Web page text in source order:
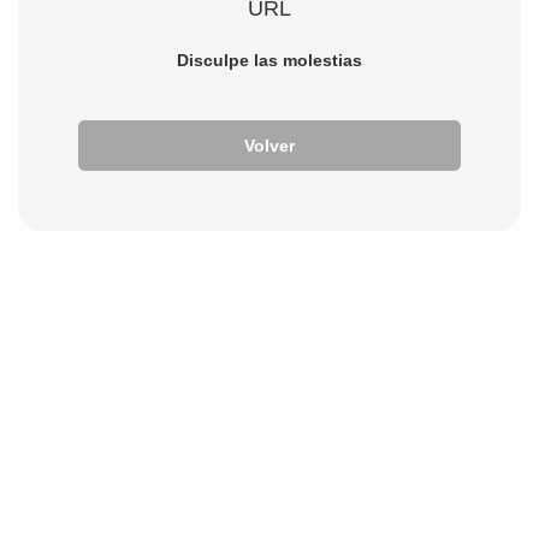
URL
Disculpe las molestias
Volver